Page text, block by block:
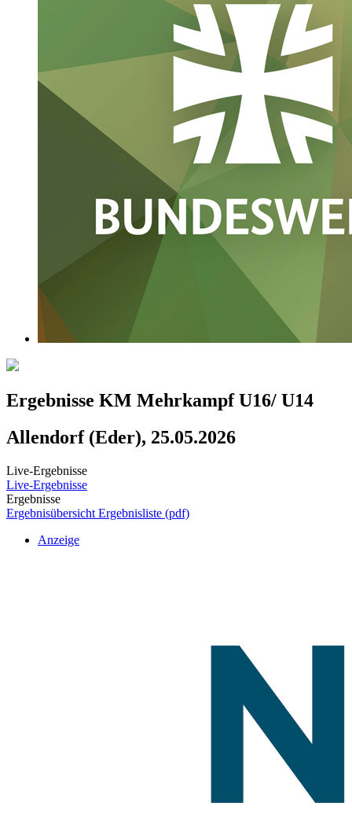
Ergebnisse KM Mehrkampf U16/ U14
Allendorf (Eder), 25.05.2026
Live-Ergebnisse
Live-Ergebnisse
Ergebnisse
Ergebnisübersicht Ergebnisliste (pdf)
Anzeige